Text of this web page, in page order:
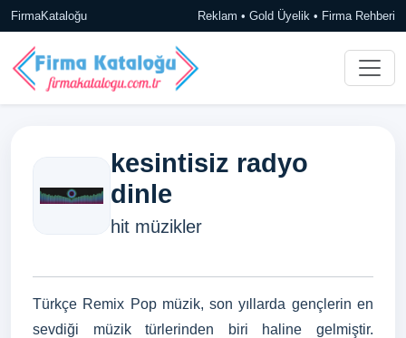
FirmaKataloğu Reklam • Gold Üyelik • Firma Rehberi
kesintisiz radyo
dinle
hit müzikler
Türkçe Remix Pop müzik, son yıllarda gençlerin en
sevdiği müzik türlerinden biri haline gelmiştir.